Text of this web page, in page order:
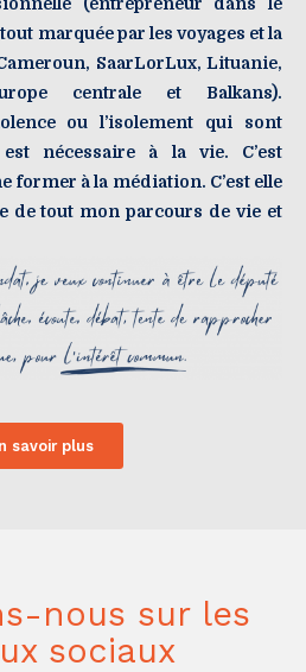
marquée par les voyages et la
SaarLorLux, Lituanie,
centrale et Balkans).
ou l’isolement qui sont
nécessaire à la vie. C’est
former à la médiation. C’est elle
de tout mon parcours de vie et
savoir plus
nous sur les
sociaux